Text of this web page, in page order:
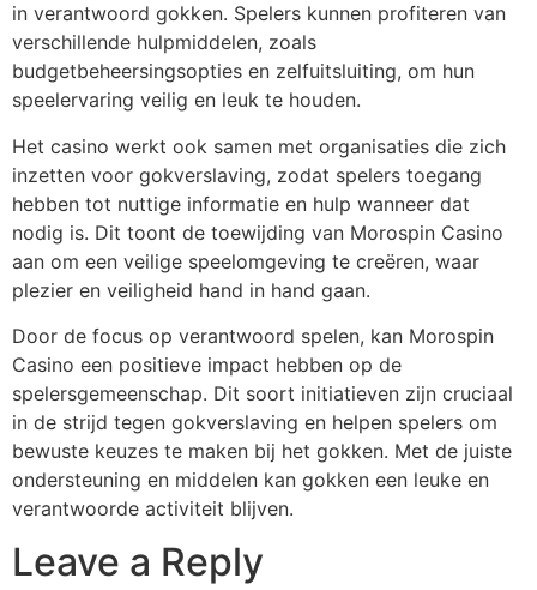
in verantwoord gokken. Spelers kunnen profiteren van
verschillende hulpmiddelen, zoals
budgetbeheersingsopties en zelfuitsluiting, om hun
speelervaring veilig en leuk te houden.
Het casino werkt ook samen met organisaties die zich
inzetten voor gokverslaving, zodat spelers toegang
hebben tot nuttige informatie en hulp wanneer dat
nodig is. Dit toont de toewijding van Morospin Casino
aan om een veilige speelomgeving te creëren, waar
plezier en veiligheid hand in hand gaan.
Door de focus op verantwoord spelen, kan Morospin
Casino een positieve impact hebben op de
spelersgemeenschap. Dit soort initiatieven zijn cruciaal
in de strijd tegen gokverslaving en helpen spelers om
bewuste keuzes te maken bij het gokken. Met de juiste
ondersteuning en middelen kan gokken een leuke en
verantwoorde activiteit blijven.
Leave a Reply